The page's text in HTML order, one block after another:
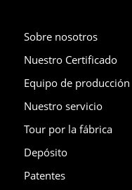
Sobre nosotros
Nuestro Certificado
Equipo de producción
Nuestro servicio
Tour por la fábrica
Depósito
Patentes